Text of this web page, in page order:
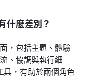
什麼差別？
，包括主題、體驗
、協調與執行細
具，有助於兩個角色